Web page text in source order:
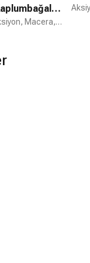
3
Aksiyon, Macera, Komedi